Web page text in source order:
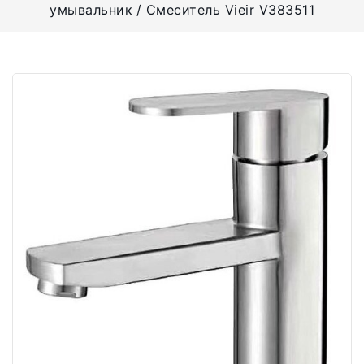
умывальник Смеситель Vieir V383511